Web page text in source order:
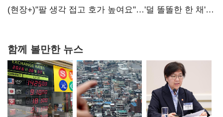
숙제
(현장+)"팔 생각 접고 호가 높여요"…'덜 똘똘한 한 채'
함께 볼만한 뉴스